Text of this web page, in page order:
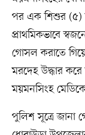
পর এক শিশুর (৫)
প্রাথমিকভাবে
গোসল করাতে
মরদেহ উদ্ধার
ময়মনসিংহ
পুলিশ সূত্রে জানা